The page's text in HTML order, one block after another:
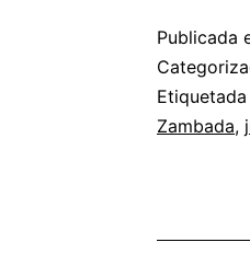
Publicada
Zambada,